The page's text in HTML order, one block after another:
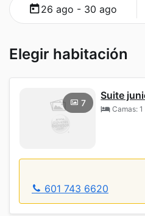
26 ago - 30 ago
Elegir habitación
7
Suite
Camas:
601 743 6620